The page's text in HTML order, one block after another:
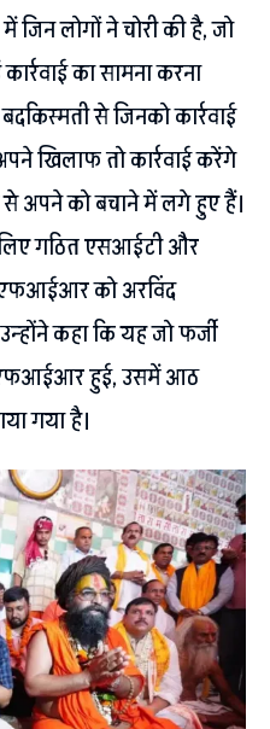
जिन लोगों ने चोरी की है, जो
का सामना करना
से जिनको कार्रवाई
खिलाफ तो कार्रवाई करेंगे
से अपने को बचाने में लगे हुए हैं।
लिए गठित एसआईटी और
एफआईआर को अरविंद
कहा कि यह जो फर्जी
हुई, उसमें आठ
गया है।